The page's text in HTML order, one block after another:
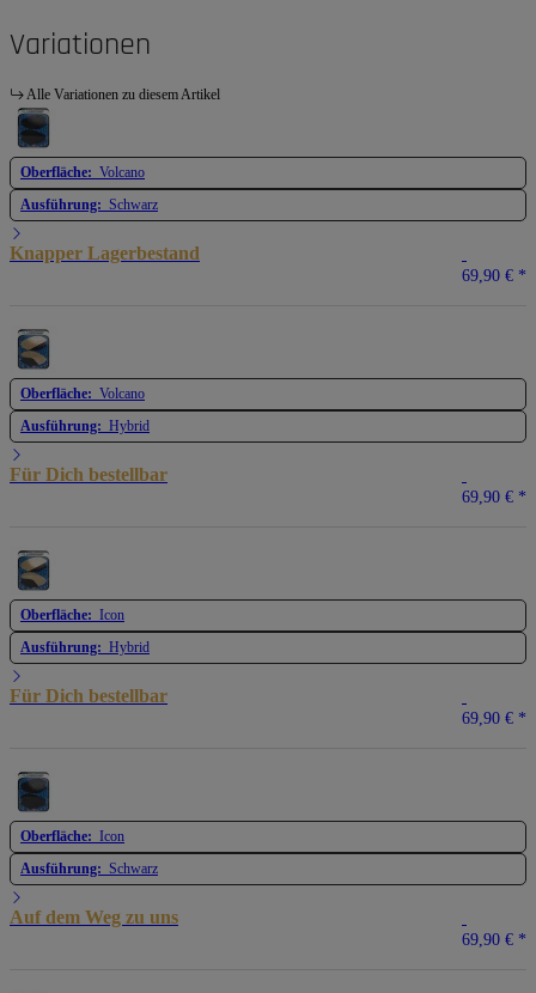
Variationen
Alle Variationen zu diesem Artikel
Oberfläche: Volcano
Ausführung: Schwarz
Knapper Lagerbestand
69,90 € *
Oberfläche: Volcano
Ausführung: Hybrid
Für Dich bestellbar
69,90 € *
Oberfläche: Icon
Ausführung: Hybrid
Für Dich bestellbar
69,90 € *
Oberfläche: Icon
Ausführung: Schwarz
Auf dem Weg zu uns
69,90 € *